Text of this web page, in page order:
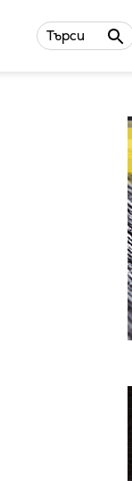
Търси